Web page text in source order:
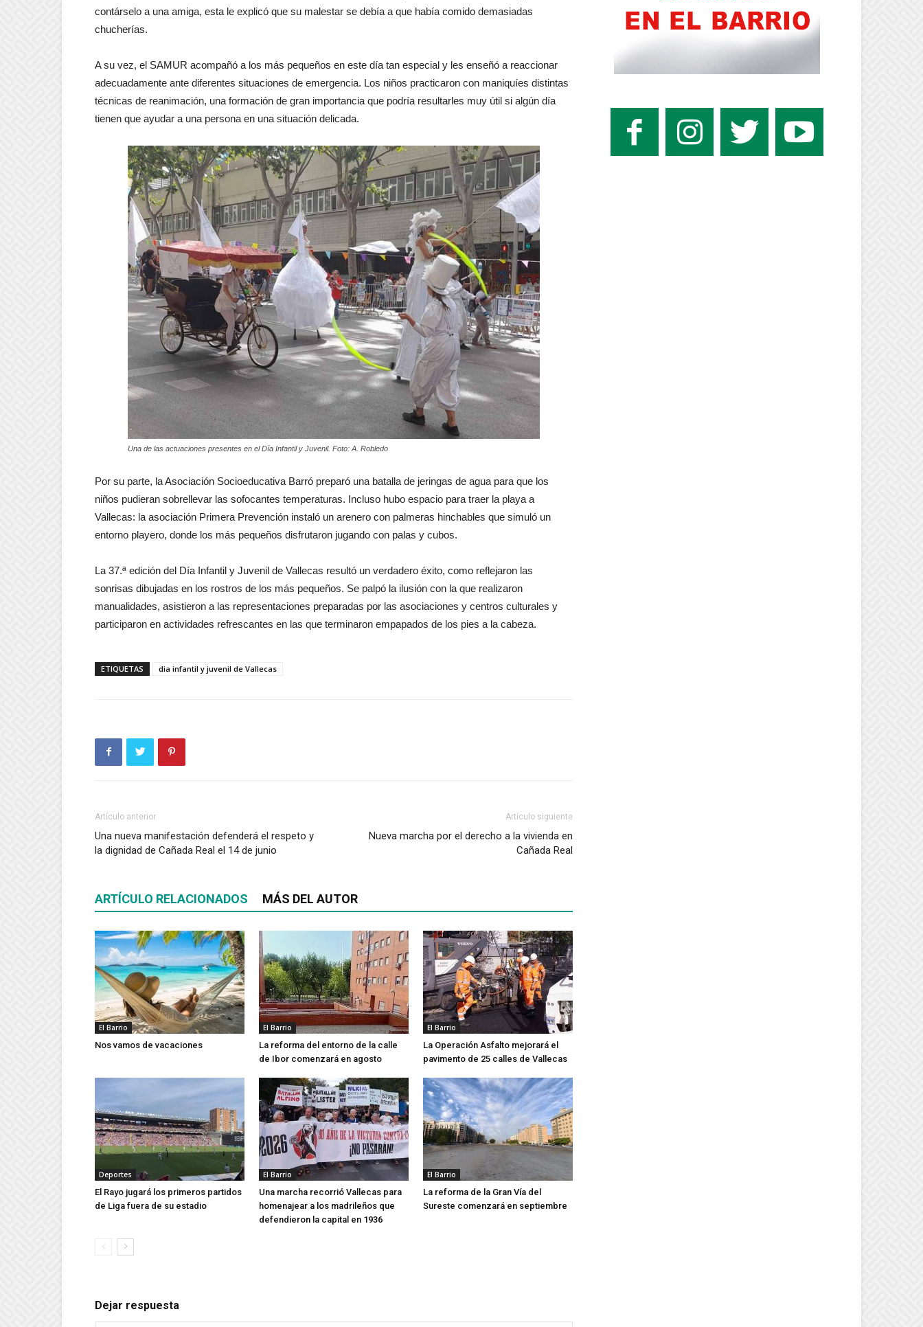
contárselo a una amiga, esta le explicó que su malestar se debía a que había comido demasiadas
chucherías.
A su vez, el SAMUR acompañó a los más pequeños en este día tan especial y les enseñó a reaccionar
adecuadamente ante diferentes situaciones de emergencia. Los niños practicaron con maniquíes distintas
técnicas de reanimación, una formación de gran importancia que podría resultarles muy útil si algún día
tienen que ayudar a una persona en una situación delicada.
Una de las actuaciones presentes en el Día Infantil y Juvenil. Foto: A. Robledo
Por su parte, la Asociación Socioeducativa Barró preparó una batalla de jeringas de agua para que los
niños pudieran sobrellevar las sofocantes temperaturas. Incluso hubo espacio para traer la playa a
Vallecas: la asociación Primera Prevención instaló un arenero con palmeras hinchables que simuló un
entorno playero, donde los más pequeños disfrutaron jugando con palas y cubos.
La 37.ª edición del Día Infantil y Juvenil de Vallecas resultó un verdadero éxito, como reflejaron las
sonrisas dibujadas en los rostros de los más pequeños. Se palpó la ilusión con la que realizaron
manualidades, asistieron a las representaciones preparadas por las asociaciones y centros culturales y
participaron en actividades refrescantes en las que terminaron empapados de los pies a la cabeza.
ETIQUETAS dia infantil y juvenil de Vallecas
Artículo anterior
Una nueva manifestación defenderá el respeto y
la dignidad de Cañada Real el 14 de junio
Artículo siguiente
Nueva marcha por el derecho a la vivienda en
Cañada Real
ARTÍCULO RELACIONADOS MÁS DEL AUTOR
El Barrio
Nos vamos de vacaciones
El Barrio
La reforma del entorno de la calle
de Ibor comenzará en agosto
El Barrio
La Operación Asfalto mejorará el
pavimento de 25 calles de Vallecas
Deportes
El Rayo jugará los primeros partidos
de Liga fuera de su estadio
El Barrio
Una marcha recorrió Vallecas para
homenajear a los madrileños que
defendieron la capital en 1936
El Barrio
La reforma de la Gran Vía del
Sureste comenzará en septiembre
Dejar respuesta